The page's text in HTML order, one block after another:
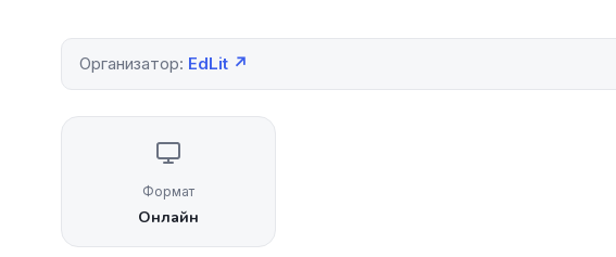
Организатор: EdLit ↗
Формат
Онлайн